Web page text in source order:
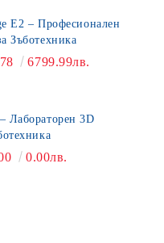
E2 – Професионален
Зъботехника
6799.99лв.
Лабораторен 3D
0.00лв.